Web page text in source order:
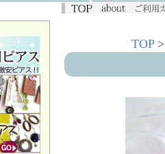
TOP